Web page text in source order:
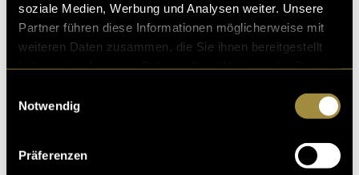
soziale Medien, Werbung und Analysen weiter. Unsere
Partner führen diese Informationen möglicherweise mit
weiteren Daten zusammen, die Sie ihnen bereitgestellt
Notwendig
Präferenzen